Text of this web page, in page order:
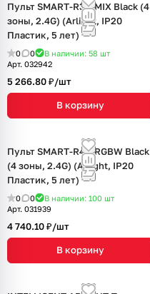
Пульт SMART-R33-MIX Black (4
зоны, 2.4G) (Arlight, IP20
Пластик, 5 лет)
0 0 В наличии: 58 шт
Арт. 032942
5 266.80 ₽/шт
В корзину
Пульт SMART-R43-RGBW Black
(4 зоны, 2.4G) (Arlight, IP20
Пластик, 5 лет)
0 0 В наличии: 100 шт
Арт. 031939
4 740.10 ₽/шт
В корзину